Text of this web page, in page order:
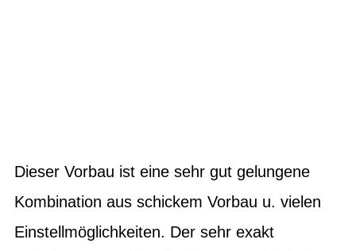
Dieser Vorbau ist eine sehr gut gelungene
Kombination aus schickem Vorbau u. vielen
Einstellmöglichkeiten. Der sehr exakt